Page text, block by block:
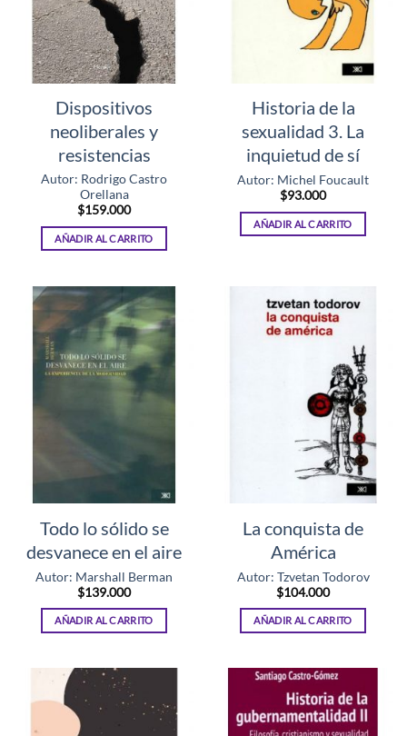
Dispositivos
neoliberales y
resistencias
Autor: Rodrigo Castro
Orellana
$159.000
AÑADIR AL CARRITO
Historia de la
sexualidad 3. La
inquietud de sí
Autor: Michel Foucault
$93.000
AÑADIR AL CARRITO
Todo lo sólido se
desvanece en el aire
Autor: Marshall Berman
$139.000
AÑADIR AL CARRITO
La conquista de
América
Autor: Tzvetan Todorov
$104.000
AÑADIR AL CARRITO